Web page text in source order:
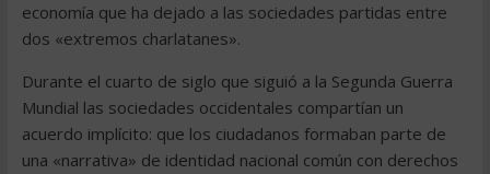
economía que ha dejado a las sociedades partidas entre
dos «extremos charlatanes».
Durante el cuarto de siglo que siguió a la Segunda Guerra
Mundial las sociedades occidentales compartían un
acuerdo implícito: que los ciudadanos formaban parte de
una «narrativa» de identidad nacional común con derechos